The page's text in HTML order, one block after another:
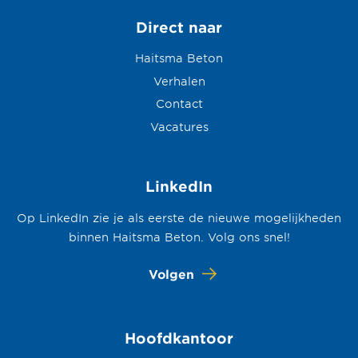
Direct naar
Haitsma Beton
Verhalen
Contact
Vacatures
LinkedIn
Op LinkedIn zie je als eerste de nieuwe mogelijkheden
binnen Haitsma Beton. Volg ons snel!
Volgen
Hoofdkantoor